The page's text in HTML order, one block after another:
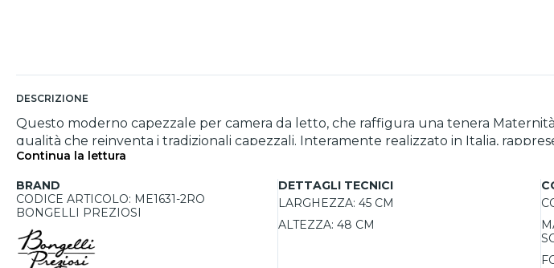
DESCRIZIONE
Questo moderno capezzale per camera da letto, che raffigura una tenera
qualità che reinventa i tradizionali capezzali. Interamente realizzato in Italia,
pronto da appendere sopra la testata del letto matrimoniale, dona un tocco di
originale, per garantire la massima protezione durante il trasporto.
Continua la lettura
BRAND
CODICE ARTICOLO: ME1631-2RO
BONGELLI PREZIOSI
DETTAGLI TECNICI
LARGHEZZA: 45 CM
ALTEZZA: 48 CM